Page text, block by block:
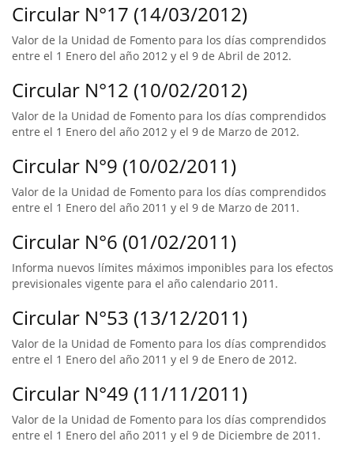
Circular N°17 (14/03/2012)
Valor de la Unidad de Fomento para los días comprendidos
entre el 1 Enero del año 2012 y el 9 de Abril de 2012.
Circular N°12 (10/02/2012)
Valor de la Unidad de Fomento para los días comprendidos
entre el 1 Enero del año 2012 y el 9 de Marzo de 2012.
Circular N°9 (10/02/2011)
Valor de la Unidad de Fomento para los días comprendidos
entre el 1 Enero del año 2011 y el 9 de Marzo de 2011.
Circular N°6 (01/02/2011)
Informa nuevos límites máximos imponibles para los efectos
previsionales vigente para el año calendario 2011.
Circular N°53 (13/12/2011)
Valor de la Unidad de Fomento para los días comprendidos
entre el 1 Enero del año 2011 y el 9 de Enero de 2012.
Circular N°49 (11/11/2011)
Valor de la Unidad de Fomento para los días comprendidos
entre el 1 Enero del año 2011 y el 9 de Diciembre de 2011.